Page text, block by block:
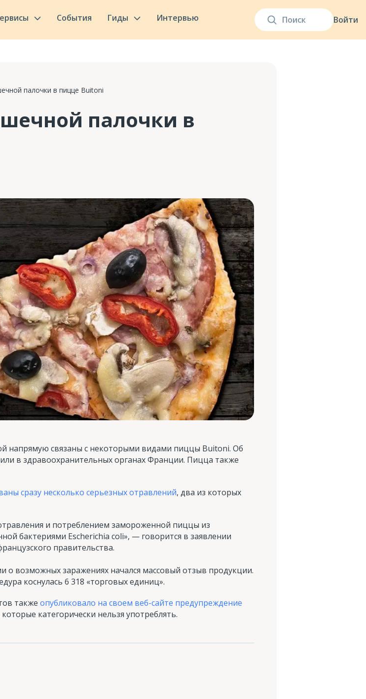
Войти
События Гиды Интервью
палочки в пицце Buitoni
палочки в
напрямую связаны с некоторыми видами пиццы Buitoni. Об
в здравоохранительных органах Франции. Пицца также
сразу несколько серьезных отравлений, два из которых
и потреблением замороженной пиццы из
бактериями Escherichia coli», — говорится в заявлении
правительства.
возможных заражениях начался массовый отзыв продукции.
коснулась 6 318 «торговых единиц».
также опубликовало на своем веб-сайте предупреждение
категорически нельзя употреблять.